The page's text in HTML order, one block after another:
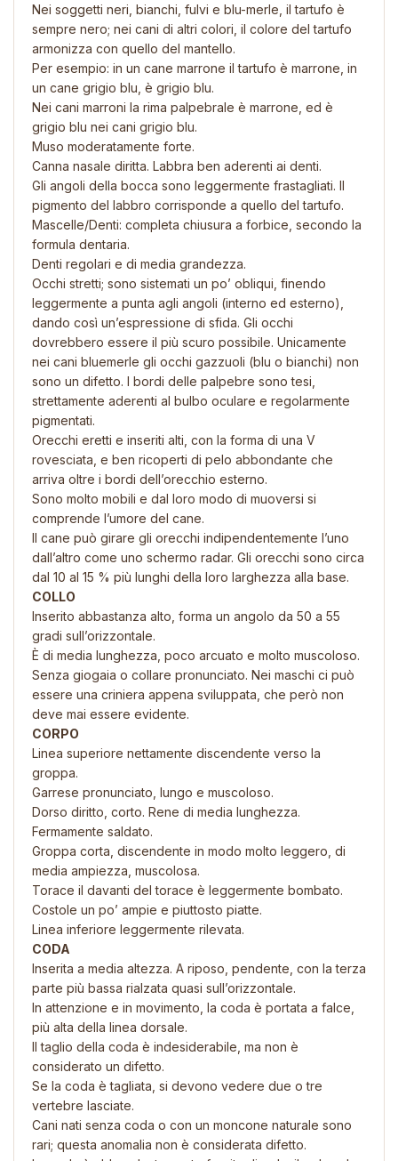
Nei soggetti neri, bianchi, fulvi e blu-merle, il tartufo è
sempre nero; nei cani di altri colori, il colore del tartufo
armonizza con quello del mantello.
Per esempio: in un cane marrone il tartufo è marrone, in
un cane grigio blu, è grigio blu.
Nei cani marroni la rima palpebrale è marrone, ed è
grigio blu nei cani grigio blu.
Muso moderatamente forte.
Canna nasale diritta. Labbra ben aderenti ai denti.
Gli angoli della bocca sono leggermente frastagliati. Il
pigmento del labbro corrisponde a quello del tartufo.
Mascelle/Denti: completa chiusura a forbice, secondo la
formula dentaria.
Denti regolari e di media grandezza.
Occhi stretti; sono sistemati un po’ obliqui, finendo
leggermente a punta agli angoli (interno ed esterno),
dando così un’espressione di sfida. Gli occhi
dovrebbero essere il più scuro possibile. Unicamente
nei cani bluemerle gli occhi gazzuoli (blu o bianchi) non
sono un difetto. I bordi delle palpebre sono tesi,
strettamente aderenti al bulbo oculare e regolarmente
pigmentati.
Orecchi eretti e inseriti alti, con la forma di una V
rovesciata, e ben ricoperti di pelo abbondante che
arriva oltre i bordi dell’orecchio esterno.
Sono molto mobili e dal loro modo di muoversi si
comprende l’umore del cane.
Il cane può girare gli orecchi indipendentemente l’uno
dall’altro come uno schermo radar. Gli orecchi sono circa
dal 10 al 15 % più lunghi della loro larghezza alla base.
COLLO
Inserito abbastanza alto, forma un angolo da 50 a 55
gradi sull’orizzontale.
È di media lunghezza, poco arcuato e molto muscoloso.
Senza giogaia o collare pronunciato. Nei maschi ci può
essere una criniera appena sviluppata, che però non
deve mai essere evidente.
CORPO
Linea superiore nettamente discendente verso la
groppa.
Garrese pronunciato, lungo e muscoloso.
Dorso diritto, corto. Rene di media lunghezza.
Fermamente saldato.
Groppa corta, discendente in modo molto leggero, di
media ampiezza, muscolosa.
Torace il davanti del torace è leggermente bombato.
Costole un po’ ampie e piuttosto piatte.
Linea inferiore leggermente rilevata.
CODA
Inserita a media altezza. A riposo, pendente, con la terza
parte più bassa rialzata quasi sull’orizzontale.
In attenzione e in movimento, la coda è portata a falce,
più alta della linea dorsale.
Il taglio della coda è indesiderabile, ma non è
considerato un difetto.
Se la coda è tagliata, si devono vedere due o tre
vertebre lasciate.
Cani nati senza coda o con un moncone naturale sono
rari; questa anomalia non è considerata difetto.